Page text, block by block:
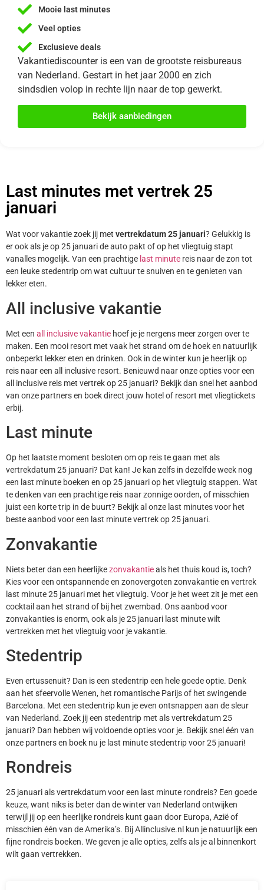
Mooie last minutes
Veel opties
Exclusieve deals
Vakantiediscounter is een van de grootste reisbureaus
van Nederland. Gestart in het jaar 2000 en zich
sindsdien volop in rechte lijn naar de top gewerkt.
Bekijk aanbiedingen
Last minutes met vertrek 25
januari
Wat voor vakantie zoek jij met vertrekdatum 25 januari? Gelukkig is
er ook als je op 25 januari de auto pakt of op het vliegtuig stapt
vanalles mogelijk. Van een prachtige last minute reis naar de zon tot
een leuke stedentrip om wat cultuur te snuiven en te genieten van
lekker eten.
All inclusive vakantie
Met een all inclusive vakantie hoef je je nergens meer zorgen over te
maken. Een mooi resort met vaak het strand om de hoek en natuurlijk
onbeperkt lekker eten en drinken. Ook in de winter kun je heerlijk op
reis naar een all inclusive resort. Benieuwd naar onze opties voor een
all inclusive reis met vertrek op 25 januari? Bekijk dan snel het aanbod
van onze partners en boek direct jouw hotel of resort met vliegtickets
erbij.
Last minute
Op het laatste moment besloten om op reis te gaan met als
vertrekdatum 25 januari? Dat kan! Je kan zelfs in dezelfde week nog
een last minute boeken en op 25 januari op het vliegtuig stappen. Wat
te denken van een prachtige reis naar zonnige oorden, of misschien
juist een korte trip in de buurt? Bekijk al onze last minutes voor het
beste aanbod voor een last minute vertrek op 25 januari.
Zonvakantie
Niets beter dan een heerlijkezonvakantieals het thuis koud is, toch?
Kies voor een ontspannende en zonovergoten zonvakantie en vertrek
last minute 25 januari met het vliegtuig. Voor je het weet zit je met een
cocktail aan het strand of bij het zwembad. Ons aanbod voor
zonvakanties is enorm, ook als je 25 januari last minute wilt
vertrekken met het vliegtuig voor je vakantie.
Stedentrip
Even ertussenuit? Dan is een stedentrip een hele goede optie. Denk
aan het sfeervolle Wenen, het romantische Parijs of het swingende
Barcelona. Met een stedentrip kun je even ontsnappen aan de sleur
van Nederland. Zoek jij een stedentrip met als vertrekdatum 25
januari? Dan hebben wij voldoende opties voor je. Bekijk snel één van
onze partners en boek nu je last minute stedentrip voor 25 januari!
Rondreis
25 januari als vertrekdatum voor een last minute rondreis? Een goede
keuze, want niks is beter dan de winter van Nederland ontwijken
terwijl jij op een heerlijke rondreis kunt gaan door Europa, Azië of
misschien één van de Amerika’s. Bij Allinclusive.nl kun je natuurlijk een
fijne rondreis boeken. We geven je alle opties, zelfs als je al binnenkort
wilt gaan vertrekken.